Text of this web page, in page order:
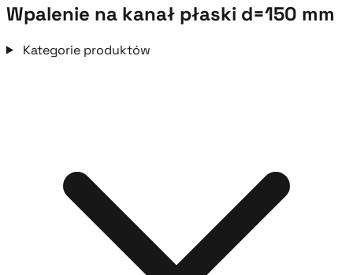
Wpalenie na kanał płaski d=150 mm
Kategorie produktów